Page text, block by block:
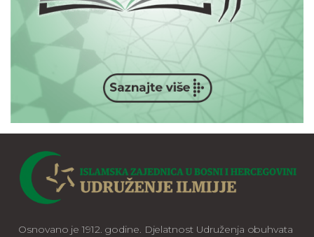
Osnovano je 1912. godine. Djelatnost Udruženja obuhvata